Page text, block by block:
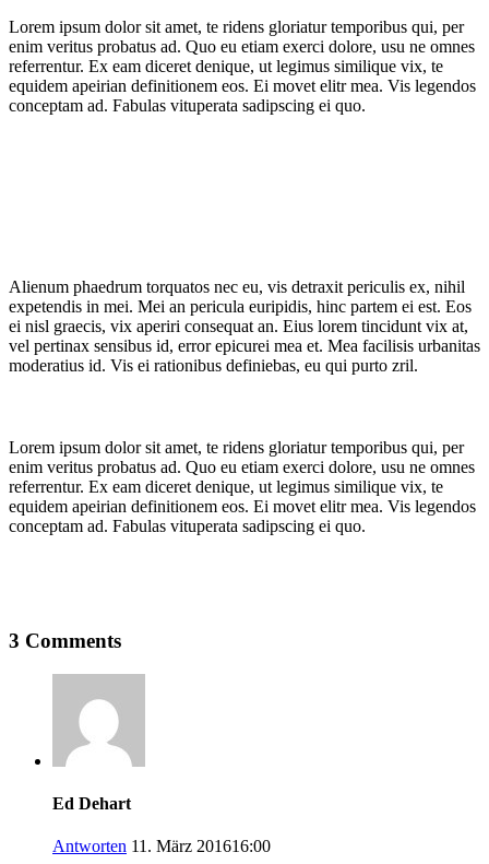
Lorem ipsum dolor sit amet, te ridens gloriatur temporibus qui, per
enim veritus probatus ad. Quo eu etiam exerci dolore, usu ne omnes
referrentur. Ex eam diceret denique, ut legimus similique vix, te
equidem apeirian definitionem eos. Ei movet elitr mea. Vis legendos
conceptam ad. Fabulas vituperata sadipscing ei quo.
Alienum phaedrum torquatos nec eu, vis detraxit periculis ex, nihil
expetendis in mei. Mei an pericula euripidis, hinc partem ei est. Eos
ei nisl graecis, vix aperiri consequat an. Eius lorem tincidunt vix at,
vel pertinax sensibus id, error epicurei mea et. Mea facilisis urbanitas
moderatius id. Vis ei rationibus definiebas, eu qui purto zril.
Lorem ipsum dolor sit amet, te ridens gloriatur temporibus qui, per
enim veritus probatus ad. Quo eu etiam exerci dolore, usu ne omnes
referrentur. Ex eam diceret denique, ut legimus similique vix, te
equidem apeirian definitionem eos. Ei movet elitr mea. Vis legendos
conceptam ad. Fabulas vituperata sadipscing ei quo.
3 Comments
Ed Dehart
Antworten 11. März 201616:00